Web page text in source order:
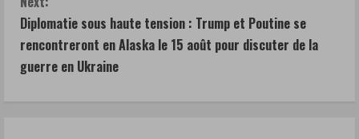
t
i
Diplomatie sous haute tension : Trump et Poutine se
rencontreront en Alaska le 15 août pour discuter de la
guerre en Ukraine